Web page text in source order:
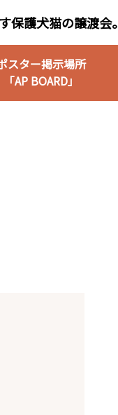
保護犬猫の譲渡会。
スター掲示場所
「AP BOARD」